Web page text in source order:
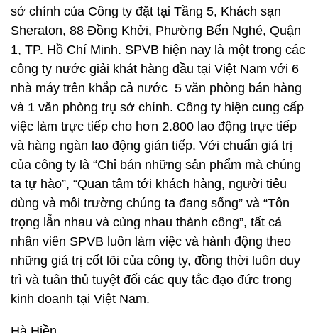
sở chính của Công ty đặt tại Tầng 5, Khách sạn
Sheraton, 88 Đồng Khởi, Phường Bến Nghé, Quận
1, TP. Hồ Chí Minh. SPVB hiện nay là một trong các
công ty nước giải khát hàng đầu tại Việt Nam với 6
nhà máy trên khắp cả nước 5 văn phòng bán hàng
và 1 văn phòng trụ sở chính. Công ty hiện cung cấp
việc làm trực tiếp cho hơn 2.800 lao động trực tiếp
và hàng ngàn lao động gián tiếp. Với chuẩn giá trị
của công ty là “Chỉ bán những sản phẩm mà chúng
ta tự hào”, “Quan tâm tới khách hàng, người tiêu
dùng và môi trường chúng ta đang sống” và “Tôn
trọng lẫn nhau và cùng nhau thành công”, tất cả
nhân viên SPVB luôn làm việc và hành động theo
những giá trị cốt lõi của công ty, đồng thời luôn duy
trì và tuân thủ tuyệt đối các quy tắc đạo đức trong
kinh doanh tại Việt Nam.